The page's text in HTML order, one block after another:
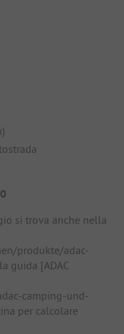
si trova anche nella
produkte/adac-
guida [ADAC
camping-und-
per calcolare